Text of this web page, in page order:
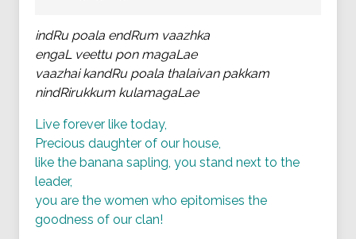
indRu poala endRum vaazhka
engaL veettu pon magaLae
vaazhai kandRu poala thalaivan pakkam
nindRirukkum kulamagaLae
Live forever like today,
Precious daughter of our house,
like the banana sapling, you stand next to the
leader,
you are the women who epitomises the
goodness of our clan!